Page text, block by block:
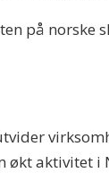
på norske
økt aktivitet i